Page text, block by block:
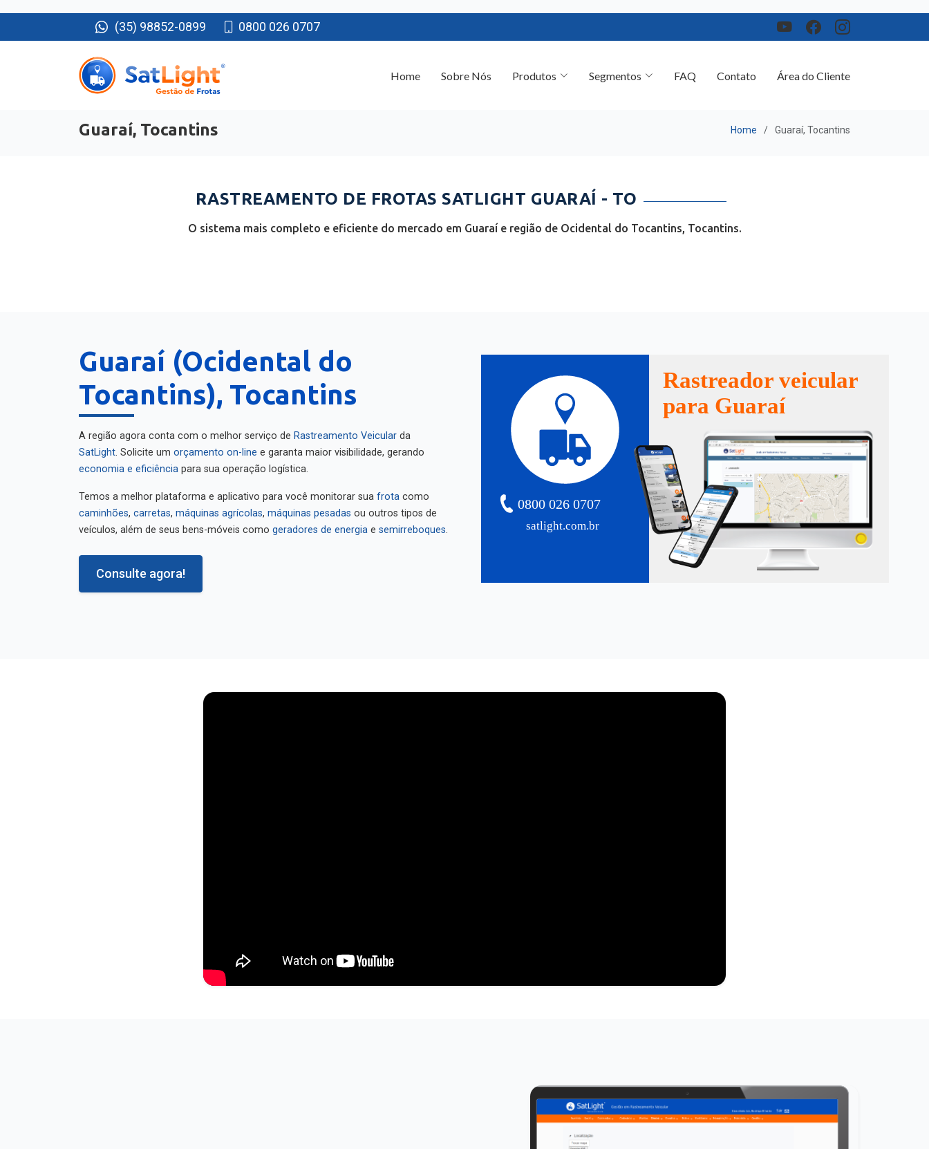
(35) 98852-0899 0800 026 0707
Guaraí, Tocantins
RASTREAMENTO DE FROTAS SATLIGHT GUARAÍ - TO
O sistema mais completo e eficiente do mercado em Guaraí e região de Ocidental do Tocantins, Tocantins.
Guaraí (Ocidental do
Tocantins), Tocantins
A região agora conta com o melhor serviço de Rastreamento Veicular
da
SatLight
. Solicite um orçamento on-line
e garanta maior visibilidade, gerando
economia e eficiência
para sua operação logística.
Temos a melhor plataforma e aplicativo para você monitorar sua frota
caminhões
máquinas agrícolas máquinas pesadas
ou outros tipos de
veículos, além de seus bens-móveis como
geradores de energia semirreboques
Consulte agora!
satlight.com.br
0800 026 0707
Rastreador veicular
para Guaraí